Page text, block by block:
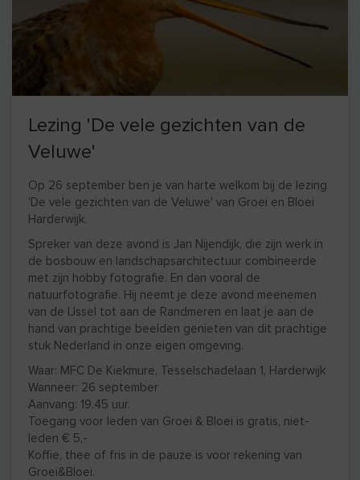
Lezing 'De vele gezichten van de
Veluwe'
Op 26 september ben je van harte welkom bij de lezing
'De vele gezichten van de Veluwe' van Groei en Bloei
Harderwijk.
Spreker van deze avond is Jan Nijendijk, die zijn werk in
de bosbouw en landschapsarchitectuur combineerde
met zijn hobby fotografie. En dan vooral de
natuurfotografie. Hij neemt je deze avond meenemen
van de IJssel tot aan de Randmeren en laat je aan de
hand van prachtige beelden genieten van dit prachtige
stuk Nederland in onze eigen omgeving.
Waar: MFC De Kiekmure, Tesselschadelaan 1, Harderwijk
Wanneer: 26 september
Aanvang: 19.45 uur.
Toegang voor leden van Groei & Bloei is gratis, niet-
leden € 5,-
Koffie, thee of fris in de pauze is voor rekening van
Groei&Bloei.